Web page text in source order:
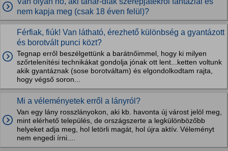
nem kapja meg (csak 18 éven felül)?
Férfiak, fiúk! Van látható, érezhető különbség a gyantázott
és borotvált punci közt?
Tegnap erről beszélgettünk a barátnőimmel, hogy ki milyen
szőrtelenítési technikákat gondolja jónak ott lent...ketten voltunk
akik gyantáznak (sose borotváltam) és elgondolkodtam rajta,
hogy végső soron...
Mi a véleményetek erről a lányról?
Van egy lány rosszlányokon, aki kb. havonta új várost jelöl meg,
mint elérhető település, de országszerte a legkülönbözőbb
helyeket adja meg, hol letörli magát, hol újra aktív. Véleményt
nem engedi írni....